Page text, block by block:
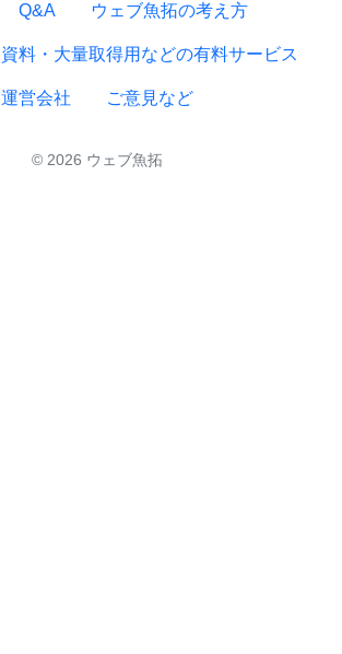
Q&A ウェブ魚拓の考え方
資料・大量取得用などの有料サービス
運営会社 ご意見など
© 2026 ウェブ魚拓